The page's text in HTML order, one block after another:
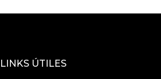
LINKS ÚTILES